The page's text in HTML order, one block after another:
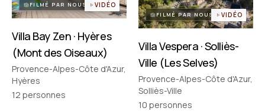
FILMÉ PAR NOUS VIDÉO
Villa Bay Zen · Hyères
(Mont des Oiseaux)
Provence-Alpes-Côte d'Azur,
Hyères
12 personnes
FILMÉ PAR NOUS VIDÉO
Villa Vespera · Solliès-
Ville (Les Selves)
Provence-Alpes-Côte d'Azur,
Solliès-Ville
10 personnes